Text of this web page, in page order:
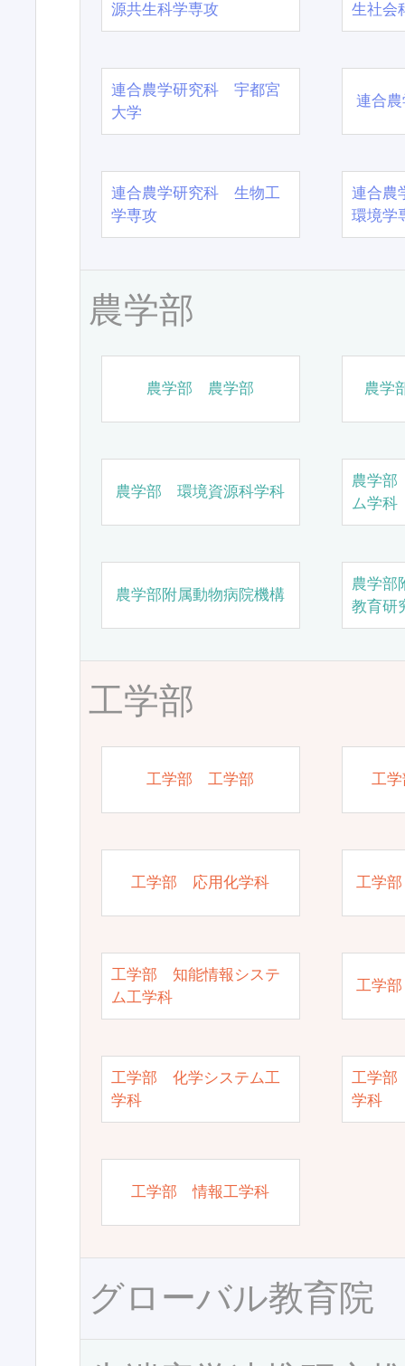
源共生科学専攻
生社会
連合農学研究科 宇都宮
大学
連合
連合農学研究科 生物工
学専攻
連合農
環境学
農学部
農学部 農学部 農学
農学部 環境資源科学科
農学
ム学科
農学部附属動物病院機構
農学部
教育研
工学部
工学部 工学部 工
工学部 応用化学科 工学
工学部 知能情報システ
ム工学科
工学
工学部 化学システム工
学科
工学部
学科
工学部 情報工学科
グローバル教育院